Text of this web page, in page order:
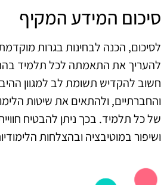
סיכום המידע המקיף
לסיכום, הכנה לבחינות בגרות
להעריך את התאמתה לכל תלמיד
חשוב להקדיש תשומת לב למגוון
והחברתיים, ולהתאים את שיטות
של כל תלמיד. בכך ניתן להבטיח
ושיפור במוטיבציה ובהצלחות